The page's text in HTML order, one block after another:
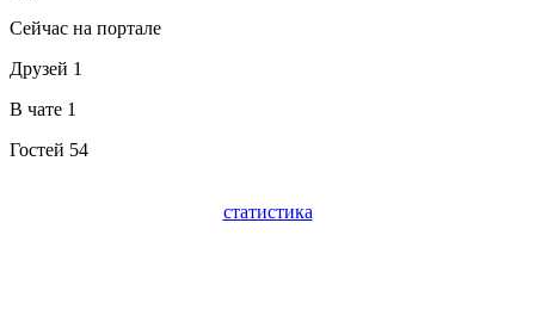
Сейчас на портале
Друзей 1
В чате 1
Гостей 54
статистика